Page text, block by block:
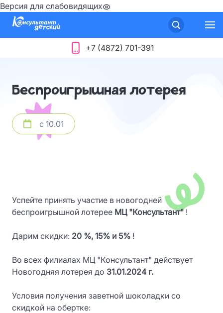
Версия для слабовидящих
+7 (4872) 701-391
Беспроигрышная лотерея
с 10.01
Успейте принять участие в новогодней
беспроигрышной лотерее МЦ "Консультант"!
Дарим скидки: 20 %, 15% и 5% !
Во всех филиалах МЦ "Консультант" действует
Новогодняя лотерея до 31.01.2024 г.
Условия получения заветной шоколадки со
скидкой на обертке: